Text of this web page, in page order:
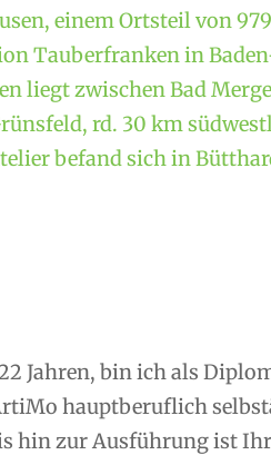
einem Ortsteil von
Tauberfranken in
liegt zwischen Bad
rd. 30 km
befand sich in
Jahren, bin ich als
hauptberuflich
hin zur Ausführung ist